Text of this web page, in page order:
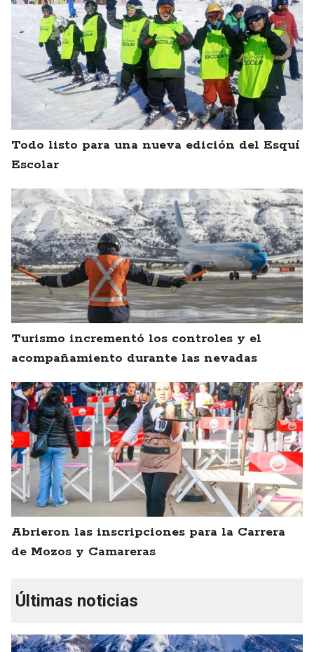
Todo listo para una nueva edición del Esquí
Escolar
Turismo incrementó los controles y el
acompañamiento durante las nevadas
Abrieron las inscripciones para la Carrera
de Mozos y Camareras
Últimas noticias